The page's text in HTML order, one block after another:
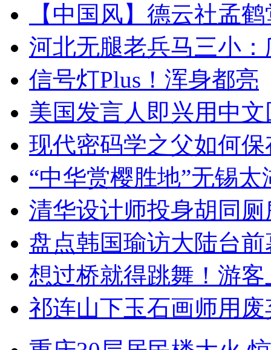
【中国风】德云社孟
河北无腿老兵马三小
信号灯Plus！浑身都亮
美国发言人即兴用中
现代密码学之父如何
“中华赏樱胜地”无锡
清华设计师投身胡同
盘点韩国瑜访大陆台
想过桥就得跳舞！游客
祁连山下玉石画师用